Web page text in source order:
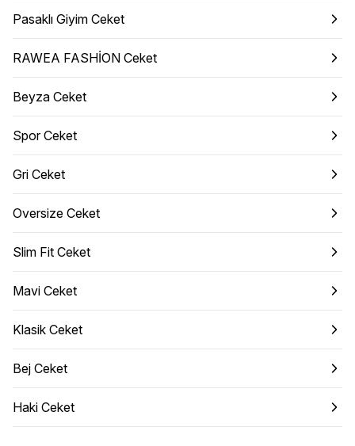
Pasaklı Giyim Ceket
RAWEA FASHİON Ceket
Beyza Ceket
Spor Ceket
Gri Ceket
Oversize Ceket
Slim Fit Ceket
Mavi Ceket
Klasik Ceket
Bej Ceket
Haki Ceket